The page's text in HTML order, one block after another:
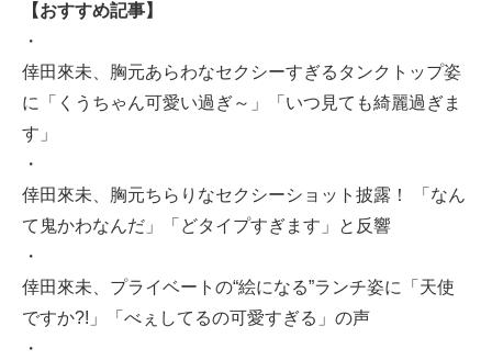
【おすすめ記事】
・
倖田來未、胸元あらわなセクシーすぎるタンクトップ姿
に「くうちゃん可愛い過ぎ～」「いつ見ても綺麗過ぎま
す」
・
倖田來未、胸元ちらりなセクシーショット披露！ 「なん
て鬼かわなんだ」「どタイプすぎます」と反響
・
倖田來未、プライベートの“絵になる”ランチ姿に「天使
ですか?!」「べぇしてるの可愛すぎる」の声
・